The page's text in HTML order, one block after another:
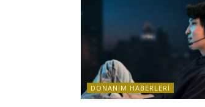
DONANIM HABERLERI